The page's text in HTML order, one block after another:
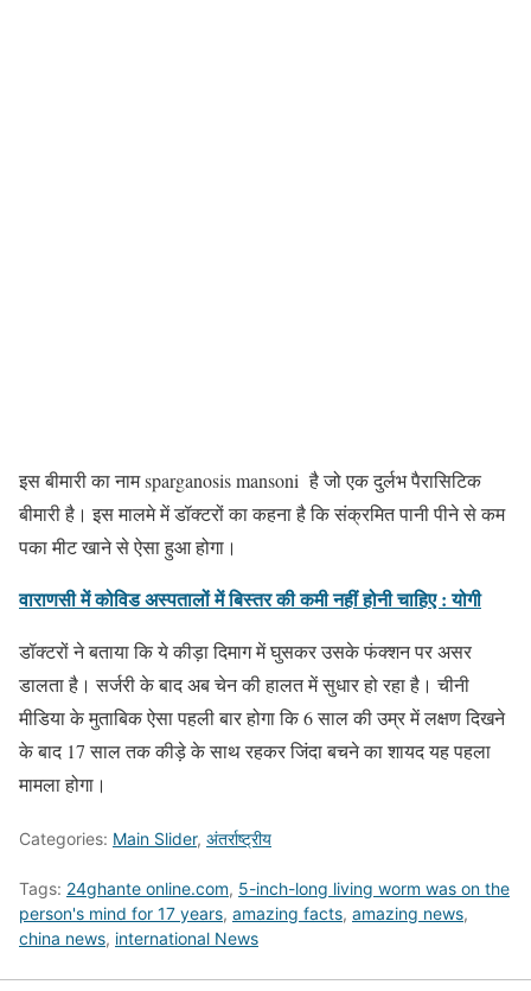
इस बीमारी का नाम sparganosis mansoni है जो एक दुर्लभ पैरासिटिक
बीमारी है। इस मालमे में डॉक्टरों का कहना है कि संक्रमित पानी पीने से कम
पका मीट खाने से ऐसा हुआ होगा।
वाराणसी में कोविड अस्पतालों में बिस्तर की कमी नहीं होनी चाहिए : योगी
डॉक्टरों ने बताया कि ये कीड़ा दिमाग में घुसकर उसके फंक्शन पर असर
डालता है। सर्जरी के बाद अब चेन की हालत में सुधार हो रहा है। चीनी
मीडिया के मुताबिक ऐसा पहली बार होगा कि 6 साल की उम्र में लक्षण दिखने
के बाद 17 साल तक कीड़े के साथ रहकर जिंदा बचने का शायद यह पहला
मामला होगा।
Categories: Main Slider, अंतर्राष्ट्रीय
Tags: 24ghante online.com, 5-inch-long living worm was on the
person's mind for 17 years, amazing facts, amazing news,
china news, international News